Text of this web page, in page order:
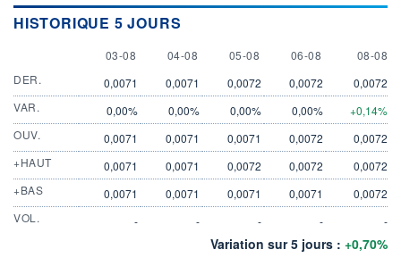
HISTORIQUE 5 JOURS
3 AUGUST
03-08 4 AUGUST
04-08 5 AUGUST
05-08 6 AUGUST
06-08 8
08-08
DER.
0,0071 0,0071 0,0072 0,0072
0,0072
VAR.
0,00% 0,00% 0,00% 0,00%
+0,14%
OUV.
0,0071 0,0071 0,0071 0,0072
0,0072
+HAUT
0,0071 0,0071 0,0072 0,0072
0,0072
+BAS
0,0071 0,0071 0,0071 0,0071
0,0072
VOL.
- - - - -
Variation sur 5 jours : +0,70%